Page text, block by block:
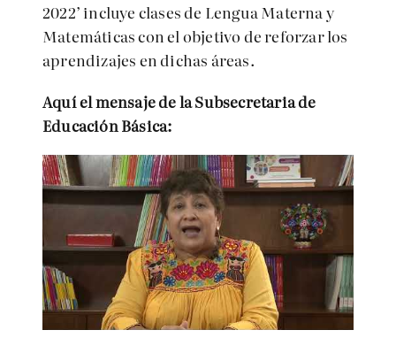
2022’ incluye clases de Lengua Materna y
Matemáticas con el objetivo de reforzar los
aprendizajes en dichas áreas.
Aquí el mensaje de la Subsecretaria de
Educación Básica: